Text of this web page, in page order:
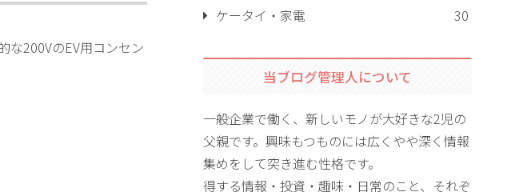
な200VのEV用コンセン
ケータイ・家電
30
当ブログ管理人について
一般企業で働く、新しいモノが大好きな2児の
父親です。興味もつものには広くやや深く情報
集めをして突き進む性格です。
得する情報・投資・趣味・日常のこと、それぞ